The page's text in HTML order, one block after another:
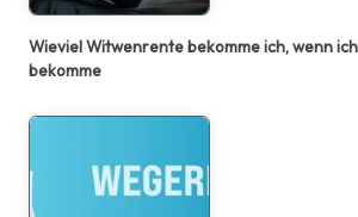
Wieviel Witwenrente bekomme ich, wenn
bekomme